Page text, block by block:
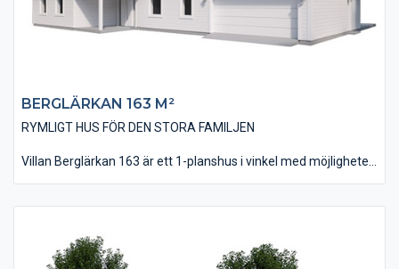
BERGLÄRKAN 163 M²
RYMLIGT HUS FÖR DEN STORA FAMILJEN
Villan Berglärkan 163 är ett 1-planshus i vinkel med möjligheten
Vardagsrummet går med fördel att utföra med ett ryggåstak
vilket innebär ett fantastiskt ljus och rymd i denna del. Att man